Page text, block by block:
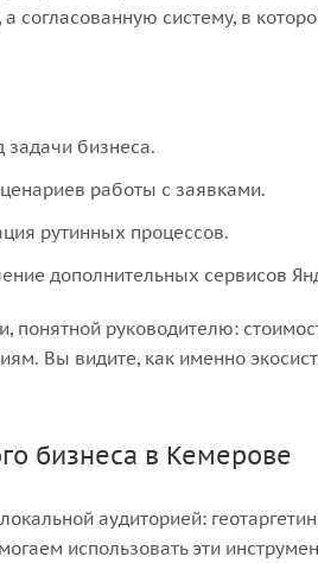
согласованную систему, в
задачи бизнеса.
работы с заявками.
рутинных процессов.
дополнительных сервисов
руководителю:
Вы видите, как именно
бизнеса в Кемерове
аудиторией:
использовать эти